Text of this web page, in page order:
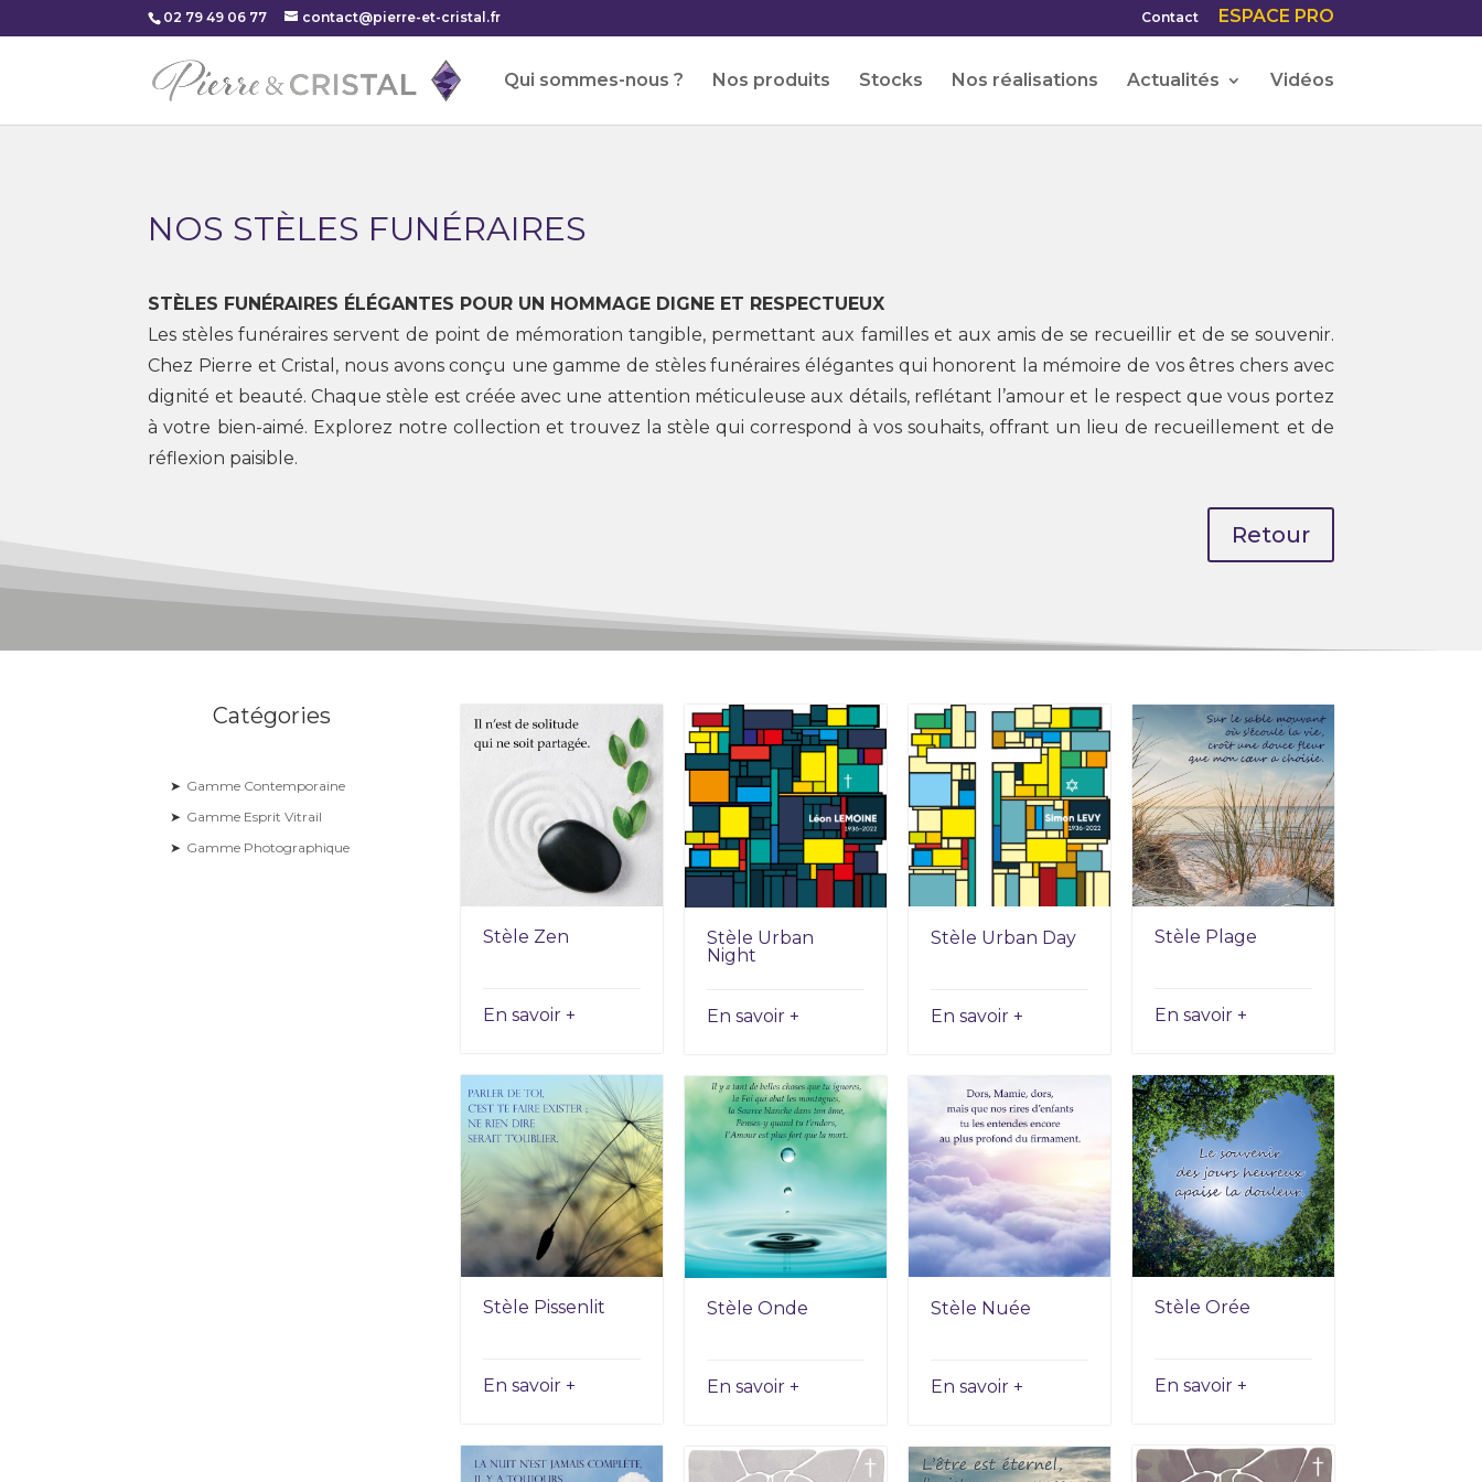
02 79 49 06 77 contact@pierre-et-cristal.fr Contact ESPACE PRO
Qui sommes-nous ? Nos produits Stocks Nos réalisations Actualités Vidéos
NOS STÈLES FUNÉRAIRES
STÈLES FUNÉRAIRES ÉLÉGANTES POUR UN HOMMAGE DIGNE ET RESPECTUEUX
Les stèles funéraires servent de point de mémoration tangible, permettant aux familles et aux amis de se recueillir et de se souvenir.
Chez Pierre et Cristal, nous avons conçu une gamme de stèles funéraires élégantes qui honorent la mémoire de vos êtres chers avec
dignité et beauté. Chaque stèle est créée avec une attention méticuleuse aux détails, reflétant l’amour et le respect que vous portez
à votre bien-aimé. Explorez notre collection et trouvez la stèle qui correspond à vos souhaits, offrant un lieu de recueillement et de
réflexion paisible.
Retour
Catégories
➤ Gamme Contemporaine
➤ Gamme Esprit Vitrail
➤ Gamme Photographique
Stèle Zen
En savoir +
Stèle Urban
Night
En savoir +
Stèle Urban Day
En savoir +
Stèle Plage
En savoir +
Stèle Pissenlit
En savoir +
Stèle Orée
En savoir +
Stèle Onde
En savoir +
Stèle Nuée
En savoir +